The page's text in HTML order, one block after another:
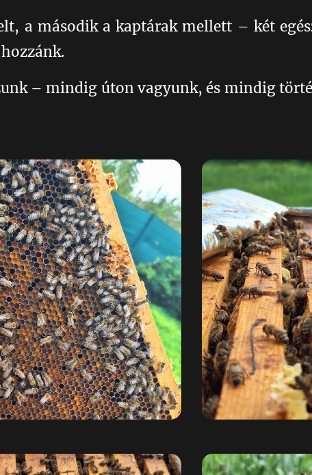
a második a kaptárak mellett – két
– mindig úton vagyunk, és mindig